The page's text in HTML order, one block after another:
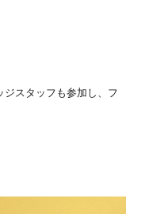
スタッフも参加し、フ